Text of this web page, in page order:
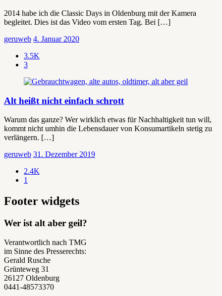
2014 habe ich die Classic Days in Oldenburg mit der Kamera
begleitet. Dies ist das Video vom ersten Tag. Bei […]
geruweb 4. Januar 2020
3.5K
3
Alt heißt nicht einfach schrott
Warum das ganze? Wer wirklich etwas für Nachhaltigkeit tun will,
kommt nicht umhin die Lebensdauer von Konsumartikeln stetig zu
verlängern. […]
geruweb 31. Dezember 2019
2.4K
1
Footer widgets
Wer ist alt aber geil?
Verantwortlich nach TMG
im Sinne des Presserechts:
Gerald Rusche
Grünteweg 31
26127 Oldenburg
0441-48573370